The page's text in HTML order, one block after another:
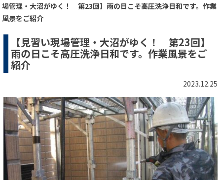
場管理・大沼がゆく！ 第23回】雨の日こそ高圧洗浄日和です。作業
風景をご紹介
【見習い現場管理・大沼がゆく！ 第23回】
雨の日こそ高圧洗浄日和です。作業風景をご
紹介
2023.12.25